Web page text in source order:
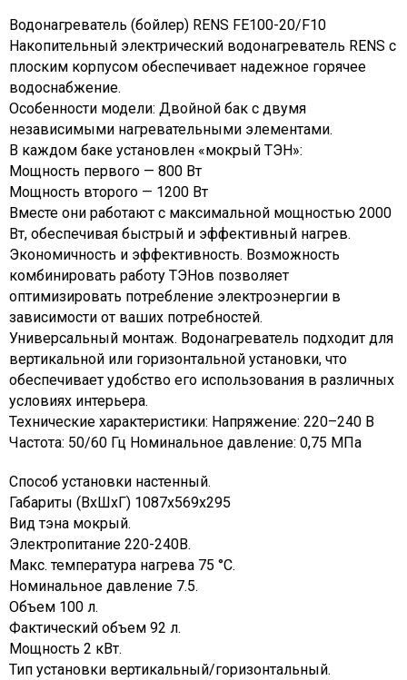
Водонагреватель (бойлер) RENS FE100-20/F10
Накопительный электрический водонагреватель RENS с
плоским корпусом обеспечивает надежное горячее
водоснабжение.
Особенности модели: Двойной бак с двумя
независимыми нагревательными элементами.
В каждом баке установлен «мокрый ТЭН»:
Мощность первого — 800 Вт
Мощность второго — 1200 Вт
Вместе они работают с максимальной мощностью 2000
Вт, обеспечивая быстрый и эффективный нагрев.
Экономичность и эффективность. Возможность
комбинировать работу ТЭНов позволяет
оптимизировать потребление электроэнергии в
зависимости от ваших потребностей.
Универсальный монтаж. Водонагреватель подходит для
вертикальной или горизонтальной установки, что
обеспечивает удобство его использования в различных
условиях интерьера.
Технические характеристики: Напряжение: 220–240 В
Частота: 50/60 Гц Номинальное давление: 0,75 МПа
Способ установки настенный.
Габариты (ВxШxГ) 1087х569х295
Вид тэна мокрый.
Электропитание 220-240В.
Макс. температура нагрева 75 °C.
Номинальное давление 7.5.
Объем 100 л.
Фактический объем 92 л.
Мощность 2 кВт.
Тип установки вертикальный/горизонтальный.